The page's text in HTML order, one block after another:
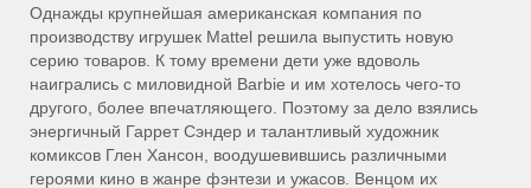
Однажды крупнейшая американская компания по
производству игрушек Mattel решила выпустить новую
серию товаров. К тому времени дети уже вдоволь
наигрались с миловидной Barbie и им хотелось чего-то
другого, более впечатляющего. Поэтому за дело взялись
энергичный Гаррет Сэндер и талантливый художник
комиксов Глен Хансон, воодушевившись различными
героями кино в жанре фэнтези и ужасов. Венцом их